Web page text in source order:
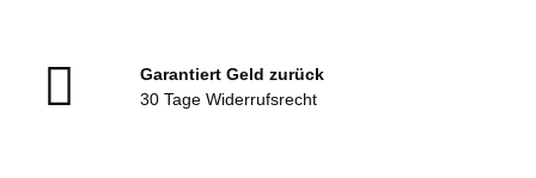
Garantiert Geld zurück
30 Tage Widerrufsrecht